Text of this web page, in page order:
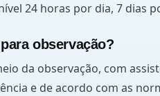
24 horas por dia, 7 dias
observação?
da observação, com
e de acordo com as